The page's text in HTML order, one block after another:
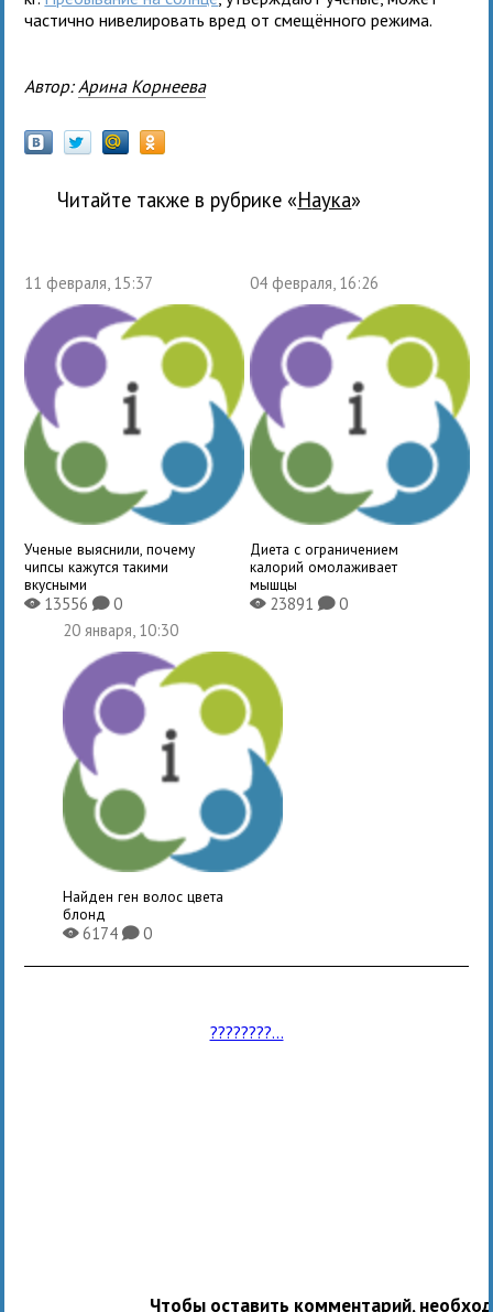
частично нивелировать вред от смещённого режима.
Автор: Арина Корнеева
Читайте также в рубрике « наука»
11 февраля, 15:37
Ученые выяснили, почему
чипсы кажутся такими
вкусными
X13556K0
04 февраля, 16:26
Диета с ограничением
калорий омолаживает
мышцы
X23891 K0
20 января, 10:30
Найден ген волос цвета
блонд
X6174K0
????????...
Чтобы оставить комментарий,